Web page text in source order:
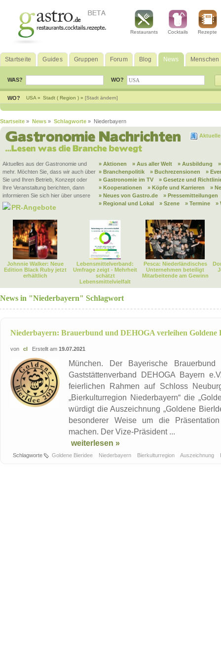
Restaurants Cocktails Rezepte
Startseite Guides Gruppen Forum Blog News Menschen
WAS? WO?
WO? USA » Stadt ( Region ) » [Stadt ändern]
Startseite » News » Schlagworte » Niederbayern
Aktuelles aus der Gastronomie und
mehr. Möchten Sie, dass wir auch über
Sie und Ihren Betrieb, Konzept oder
Ihre Veranstaltung berichten, dann
informieren Sie sich hier über unsere
PR-Angebote
» Aktionen » Aus aller Welt » Ausbildung
» Branchenpolitik
» Buchrezensionen
»
» Gastronomie im TV
» Gesetze und
» Kooperationen
» Köpfe und Karrieren
»
» Neues von Gastro.de
» Pressemitteilungen
» Regional und Lokal
» Szene » Termine »
Johnnie Walker: Neue
Edition Black Ruby jetzt
erhältlich
Lebensmittelverband:
Umfrage zeigt - Mehrheit
schätzt
Lebensmittelvielfalt
Pesca: Niederländisches
Unternehmen beteiligt
Mitarbeitende am Gewinn
News in "Niederbayern" Schlagwort
Niederbayern: Brauerbund und DEHOGA verleihen Goldene
von cl Erstellt am 19.07.2021
München. Der Bayerische
Gaststättenverband DEHOGA Bayern
feierlichen Rahmen auf Schloss
„Bierkulturregion Niederbayern“ die
würdigt die Auszeichnung „Goldene
besonderer Weise um die
machen. Der Vize-Präsident ...
weiterlesen »
Schlagworte Goldene Bieridee Niederbayern Bierkulturregion Auszeichnung